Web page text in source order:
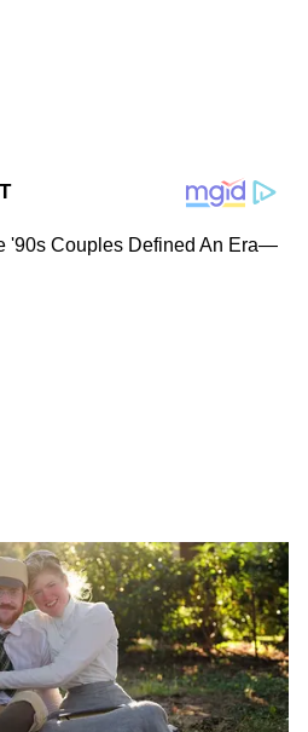
খবর, আজ বুধবার সকাল
আজ আর্দ্রতাজনিত
বাড়বে গরম। ফলে সারা